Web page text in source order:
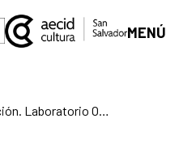
MENÚ